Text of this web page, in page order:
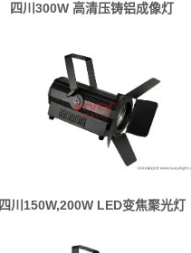
四川300W 高清压铸铝成像灯
四川150W,200W LED变焦聚光灯